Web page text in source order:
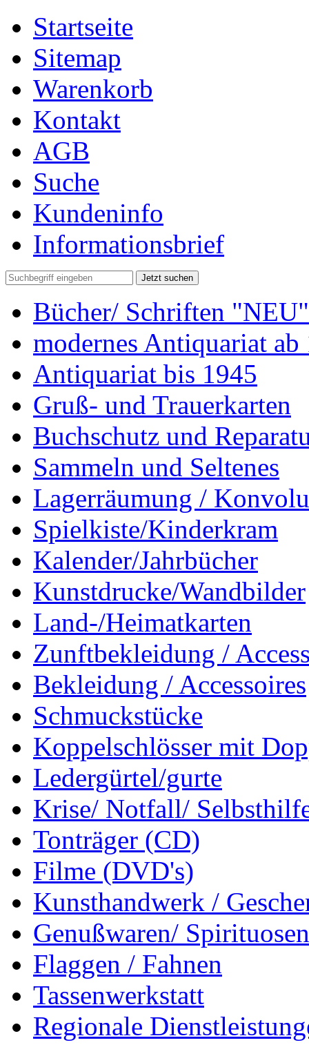
Startseite
Sitemap
Warenkorb
Kontakt
AGB
Suche
Kundeninfo
Informationsbrief
Jetzt suchen
Bücher/ Schriften "NEU"
modernes Antiquariat ab
Antiquariat bis 1945
Gruß- und Trauerkarten
Buchschutz und
Sammeln und Seltenes
Lagerräumung /
Spielkiste/Kinderkram
Kalender/Jahrbücher
Kunstdrucke/Wandbilder
Land-/Heimatkarten
Zunftbekleidung /
Bekleidung / Accessoires
Schmuckstücke
Koppelschlösser mit
Ledergürtel/gurte
Krise/ Notfall/
Tonträger (CD)
Filme (DVD's)
Kunsthandwerk /
Genußwaren/ Spirituosen
Flaggen / Fahnen
Tassenwerkstatt
Regionale